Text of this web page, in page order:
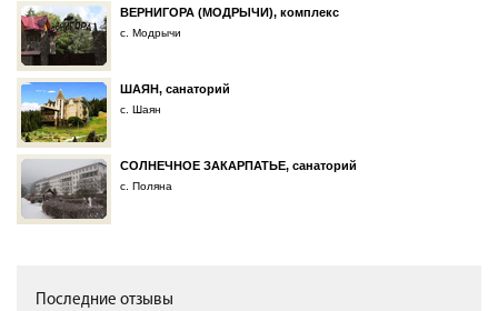
ВЕРНИГОРА (МОДРЫЧИ), комплекс
с. Модрычи
ШАЯН, санаторий
с. Шаян
СОЛНЕЧНОЕ ЗАКАРПАТЬЕ, санаторий
с. Поляна
Последние отзывы